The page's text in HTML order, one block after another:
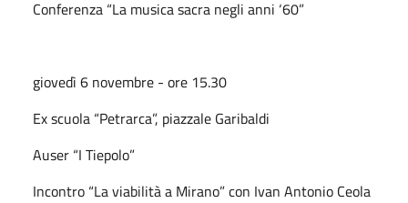
Conferenza “La musica sacra negli anni ‘60”
giovedì 6 novembre - ore 15.30
Ex scuola “Petrarca”, piazzale Garibaldi
Auser “I Tiepolo”
Incontro “La viabilità a Mirano” con Ivan Antonio Ceola